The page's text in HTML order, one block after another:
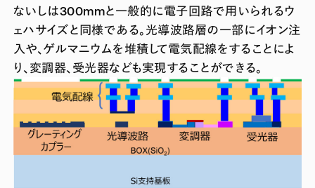
ないしは300mmと一般的に電子回路で用いられるウ
ェハサイズと同様である。光導波路層の一部にイオン注
入や、ゲルマニウムを堆積して電気配線をすることによ
り、変調器、受光器なども実現することができる。